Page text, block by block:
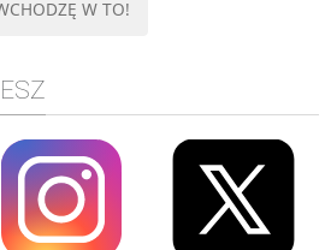
WYDARZENIA
PO GODZINACH
KONTAKT